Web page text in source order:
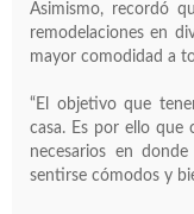
Asimismo, recordó
remodelaciones en
mayor comodidad a
“El objetivo que
casa. Es por ello que
necesarios en
sentirse cómodos y